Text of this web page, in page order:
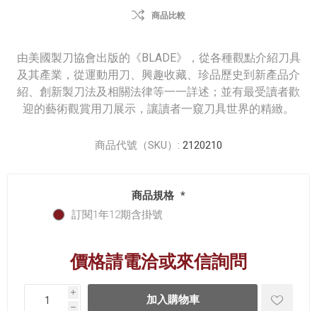
商品比較
由美國製刀協會出版的《BLADE》，從各種觀點介紹刀具
及其產業，從運動用刀、興趣收藏、珍品歷史到新產品介
紹、創新製刀法及相關法律等一一詳述；並有最受讀者歡
迎的藝術觀賞用刀展示，讓讀者一窺刀具世界的精緻。
商品代號（SKU）: 2120210
商品規格 *
訂閱1年12期含掛號
價格請電洽或來信詢問
i
h